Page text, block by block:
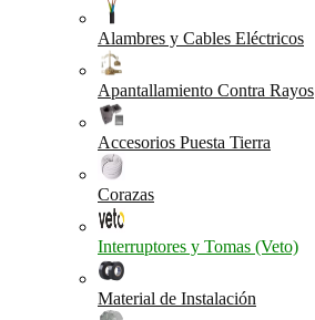
Alambres y Cables Eléctricos
Apantallamiento Contra Rayos
Accesorios Puesta Tierra
Corazas
Interruptores y Tomas (Veto)
Material de Instalación